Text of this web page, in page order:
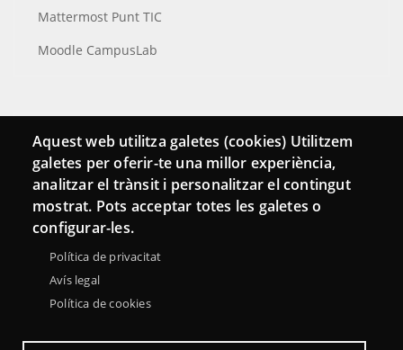
Mattermost Punt TIC
Moodle CampusLab
Connecta
Bustia de contacte
Butlletins
Aquest web utilitza galetes (cookies) Utilitzem
galetes per oferir-te una millor experiència,
analitzar el trànsit i personalitzar el contingut
mostrat. Pots acceptar totes les galetes o
configurar-les.
Política de privacitat
Avís legal
Política de cookies